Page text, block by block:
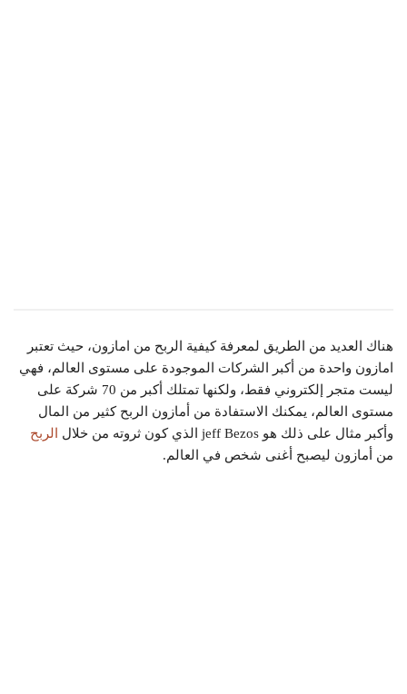
هناك العديد من الطريق لمعرفة كيفية الربح من امازون، حيث تعتبر
امازون واحدة من أكبر الشركات الموجودة على مستوى العالم، فهي
ليست متجر إلكتروني فقط، ولكنها تمتلك أكبر من 70 شركة على
مستوى العالم، يمكنك الاستفادة من أمازون الربح كثير من المال
وأكبر مثال على ذلك هو jeff Bezos الذي كون ثروته من خلال
الربح
من أمازون ليصبح أغنى شخص في العالم.